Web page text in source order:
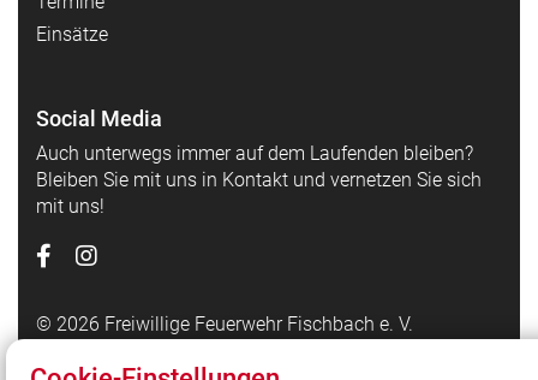
Einsätze
Social Media
Auch unterwegs immer auf dem Laufenden bleiben?
Bleiben Sie mit uns in Kontakt und vernetzen Sie sich
mit uns!
© 2026 Freiwillige Feuerwehr Fischbach e. V.
Impressum|Datenschutz|Cookie-Einstellungen